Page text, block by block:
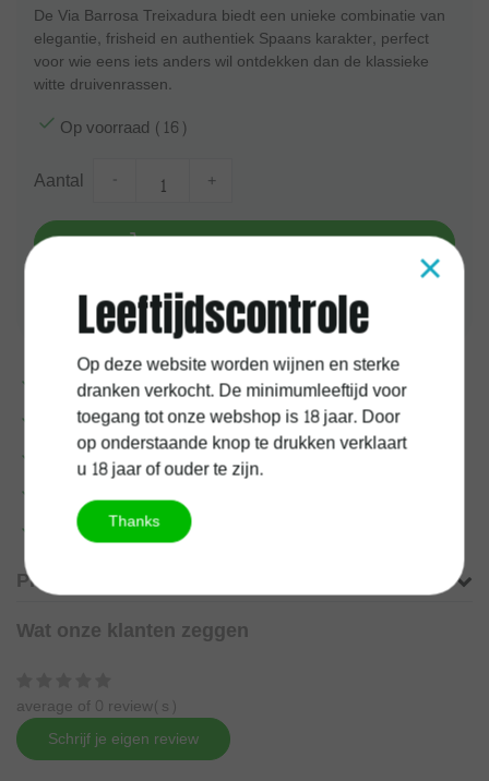
De Via Barrosa Treixadura biedt een unieke combinatie van
elegantie, frisheid en authentiek Spaans karakter, perfect
voor wie eens iets anders wil ontdekken dan de klassieke
witte druivenrassen.
Op voorraad (16)
Aantal +
Toevoegen aan winkelwagen
Aan verlanglijst toevoegen
Voor17:00uur besteld, vandaag verzonden
1 jaarkurkgarantie
100%Belgischeonderneming
Gratis verzending vanaf
Meer informatie?
Productomschrijving
Wat onze klanten zeggen
average of 0 review(s)
Schrijf je eigen review
×
Leeftijdscontrole
Op deze website worden wijnen en sterke
dranken verkocht. De minimumleeftijd voor
toegang tot onze webshop is 18 jaar. Door
op onderstaande knop te drukken verklaart
u 18 jaar of ouder te zijn.
Thanks